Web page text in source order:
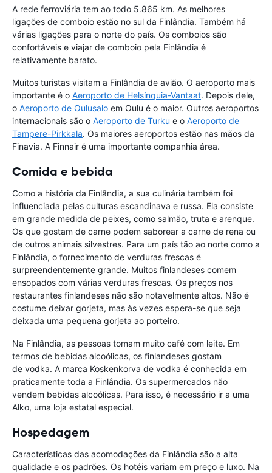
A rede ferroviária tem ao todo 5.865 km. As melhores
ligações de comboio estão no sul da Finlândia. Também há
várias ligações para o norte do país. Os comboios são
confortáveis e viajar de comboio pela Finlândia é
relativamente barato.
Muitos turistas visitam a Finlândia de avião. O aeroporto mais
importante é o Aeroporto de Helsínquia-Vantaat. Depois dele,
o Aeroporto de Oulusalo em Oulu é o maior. Outros aeroportos
internacionais são o Aeroporto de Turku e o Aeroporto de
Tampere-Pirkkala. Os maiores aeroportos estão nas mãos da
Finavia. A Finnair é uma importante companhia área.
Comida e bebida
Como a história da Finlândia, a sua culinária também foi
influenciada pelas culturas escandinava e russa. Ela consiste
em grande medida de peixes, como salmão, truta e arenque.
Os que gostam de carne podem saborear a carne de rena ou
de outros animais silvestres. Para um país tão ao norte como a
Finlândia, o fornecimento de verduras frescas é
surpreendentemente grande. Muitos finlandeses comem
ensopados com várias verduras frescas. Os preços nos
restaurantes finlandeses não são notavelmente altos. Não é
costume deixar gorjeta, mas às vezes espera-se que seja
deixada uma pequena gorjeta ao porteiro.
Na Finlândia, as pessoas tomam muito café com leite. Em
termos de bebidas alcoólicas, os finlandeses gostam
de vodka. A marca Koskenkorva de vodka é conhecida em
praticamente toda a Finlândia. Os supermercados não
vendem bebidas alcoólicas. Para isso, é necessário ir a uma
Alko, uma loja estatal especial.
Hospedagem
Características das acomodações da Finlândia são a alta
qualidade e os padrões. Os hotéis variam em preço e luxo. Na